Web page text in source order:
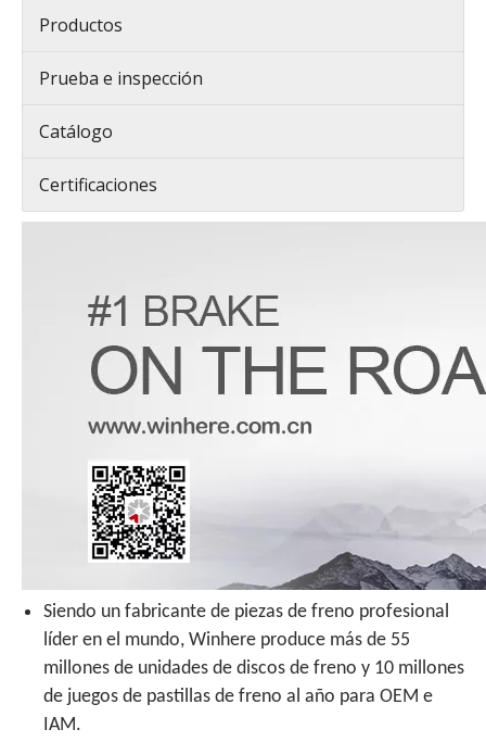
Productos
Prueba e inspección
Catálogo
Certificaciones
Siendo un fabricante de piezas de freno profesional
líder en el mundo, Winhere produce más de 55
millones de unidades de discos de freno y 10 millones
de juegos de pastillas de freno al año para OEM e
IAM.